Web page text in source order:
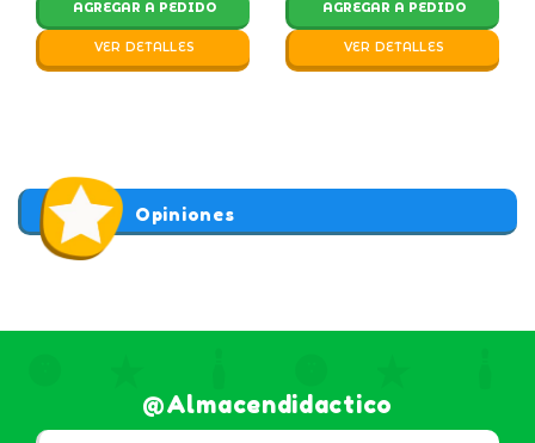
AGREGAR A PEDIDO
VER DETALLES
AGREGAR A PEDIDO
VER DETALLES
Opiniones
@almacendidactico